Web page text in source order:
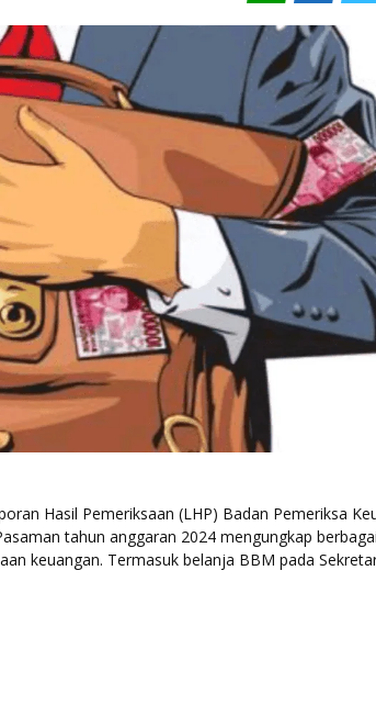
Hasil Pemeriksaan (LHP) Badan Pemeriksa
tahun anggaran 2024 mengungkap
keuangan. Termasuk belanja BBM pada